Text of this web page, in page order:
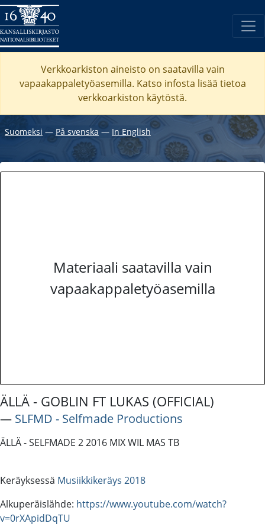
Verkkoarkiston aineisto on saatavilla vain
vapaakappaletyöasemilla. Katso infosta lisää tietoa
verkkoarkiston käytöstä.
Suomeksi ― På svenska― In English
Materiaali saatavilla vain
vapaakappaletyöasemilla
ÄLLÄ - GOBLIN FT LUKAS (OFFICIAL)
― SLFMD - Selfmade Productions
ÄLLÄ - SELFMADE 2 2016 MIX WIL MAS TB
Keräyksessä Musiikkikeräys 2018
Alkuperäislähde: https://www.youtube.com/watch?
v=0rXApidDqTU